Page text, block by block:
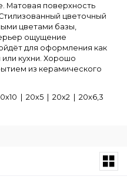
Матовая поверхность
цветочный
цветами базы,
ощущение
для оформления как
или кухни. Хорошо
из керамического
| 20х5 | 20х2 | 20х6,3